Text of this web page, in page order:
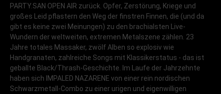
PARTY.SAN OPEN AIR zurück. Opfer, Zerstörung, Kriege und
großes Leid pflastern den Weg der finstren Finnen, die (und da
gibt es keine zwei Meinungen) zu den brachialsten Live-
Wundern der weltweiten, extremen Metalszene zählen. 23
Jahre totales Massaker, zwölf Alben so explosiv wie
Handgranaten, zahlreiche Songs mit Klassikerstatus - das ist
geballte Black/Thrash-Geschichte. Im Laufe der Jahrzehnte
haben sich IMPALED NAZARENE von einer rein nordischen
Schwarzmetall-Combo zu einer urigen und eigenwilligen